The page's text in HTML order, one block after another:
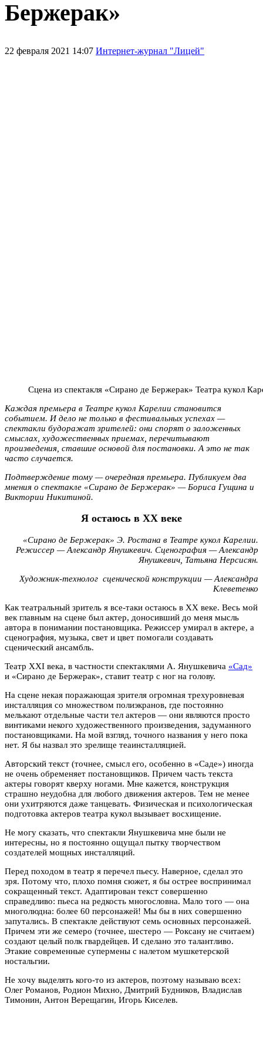
Бержерак»
22 февраля 2021 14:07 Интернет-журнал "Лицей"
Сцена из спектакля «Сирано де Бержерак» Театра кукол
Каждая премьера в Театре кукол Карелии становится
событием. И дело не только в фестивальных успехах —
спектакли будоражат зрителей: они спорят о заложенных
смыслах, художественных приемах, перечитывают
произведения, ставшие основой для постановки. А это не так
часто случается.
Подтверждение тому — очередная премьера. Публикуем два
мнения о спектакле «Сирано де Бержерак» — Бориса Гущина и
Виктории Никитиной.
Я остаюсь в XX веке
«Сирано де Бержерак» Э. Ростана в Театре кукол Карелии.
Режиссер — Александр Янушкевич. Сценография — Александр
Янушкевич, Татьяна Нерсисян.
Художник-технолог сценической конструкции — Александра
Клеветенко
Как театральный зритель я все-таки остаюсь в XX веке. Весь мой
век главным на сцене был актер, доносивший до меня мысль
автора в понимании постановщика. Режиссер умирал в актере, а
сценография, музыка, свет и цвет помогали создавать
сценический ансамбль.
Театр XXI века, в частности спектаклями А. Янушкевича «Сад»
и «Сирано де Бержерак», ставит театр с ног на голову.
На сцене некая поражающая зрителя огромная трехуровневая
инсталляция со множеством полиэкранов, где постоянно
мелькают отдельные части тел актеров — они являются просто
винтиками некого художественного произведения, задуманного
постановщиками. На мой взгляд, точного названия у него пока
нет. Я бы назвал это зрелище теаинсталляцией.
Авторский текст (точнее, смысл его, особенно в «Саде») иногда
не очень обременяет постановщиков. Причем часть текста
актеры говорят кверху ногами. Мне кажется, конструкция
страшно неудобна для любого движения актеров. Тем не менее
они ухитряются даже танцевать. Физическая и психологическая
подготовка актеров театра кукол вызывает восхищение.
Не могу сказать, что спектакли Янушкевича мне были не
интересны, но я постоянно ощущал пытку творчеством
создателей мощных инсталляций.
Перед походом в театр я перечел пьесу. Наверное, сделал это
зря. Потому что, плохо помня сюжет, я бы острее воспринимал
сокращенный текст. Адаптирован текст совершенно
справедливо: пьеса на редкость многословна. Мало того — она
многолюдна: более 60 персонажей! Мы бы в них совершенно
запутались. В спектакле действуют семь основных персонажей.
Причем эти же семеро (точнее, шестеро — Роксану не считаем)
создают целый полк гвардейцев. И сделано это талантливо.
Этакие современные супермены с налетом мушкетерской
ностальгии.
Не хочу выделять кого-то из актеров, поэтому называю всех:
Олег Романов, Родион Михно, Дмитрий Будников, Владислав
Тимонин, Антон Верещагин, Игорь Киселев.